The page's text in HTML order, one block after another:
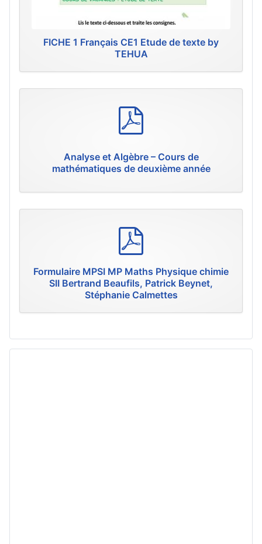
FICHE 1 Français CE1 Etude de texte by
TEHUA
Analyse et Algèbre – Cours de
mathématiques de deuxième année
Formulaire MPSI MP Maths Physique chimie
SII Bertrand Beaufils, Patrick Beynet,
Stéphanie Calmettes